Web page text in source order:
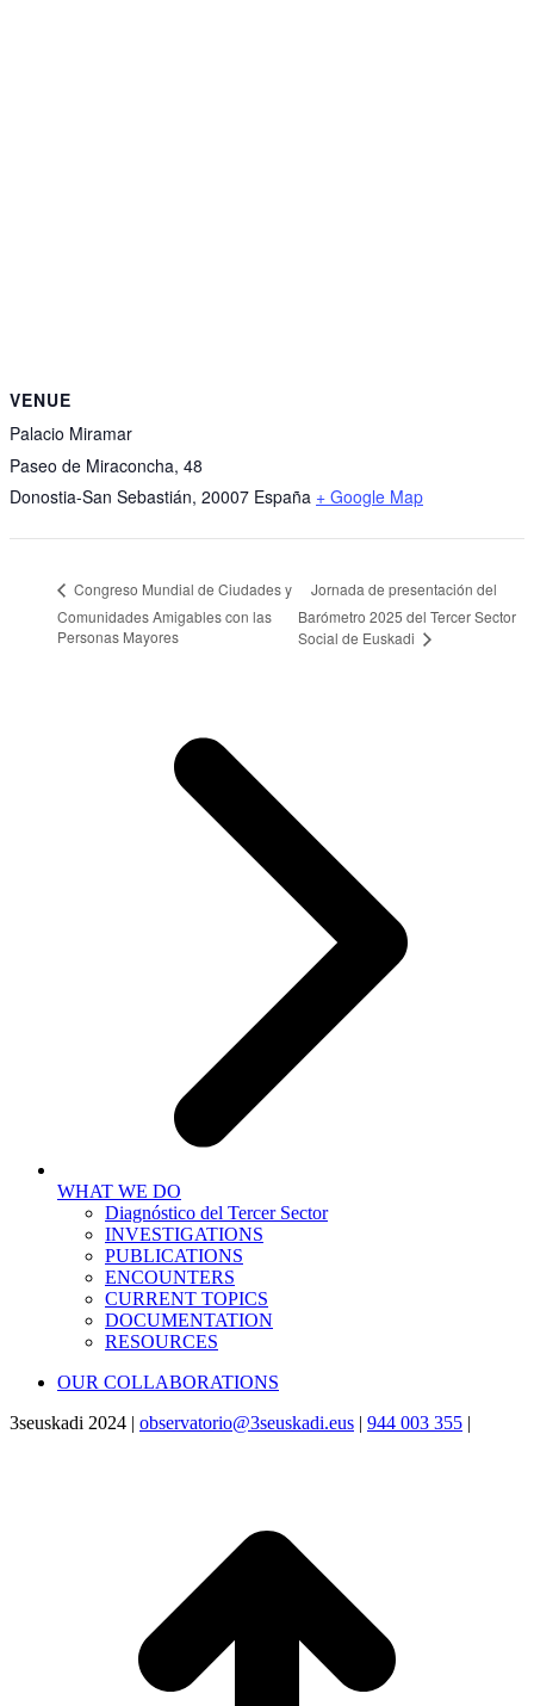
VENUE
Palacio Miramar
Paseo de Miraconcha, 48
Donostia-San Sebastián, 20007 España + Google Map
Congreso Mundial de Ciudades y
Comunidades Amigables con las
Personas Mayores
Jornada de presentación del
Barómetro 2025 del Tercer Sector
Social de Euskadi
WHAT WE DO
Diagnóstico del Tercer Sector
INVESTIGATIONS
PUBLICATIONS
ENCOUNTERS
CURRENT TOPICS
DOCUMENTATION
RESOURCES
OUR COLLABORATIONS
3seuskadi 2024 | observatorio@3seuskadi.eus | 944 003 355 |